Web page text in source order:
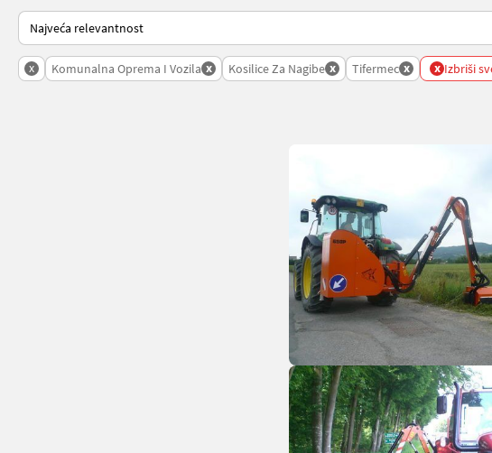
Tako se sortira na Landwirt.com
x Komunalna Oprema I Vozila x Kosilice Za Nagibe x Tifermec x x Izbriši